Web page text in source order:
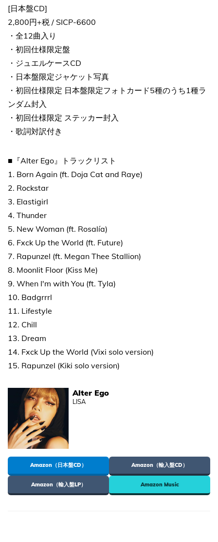
[日本盤CD]
2,800円+税 / SICP-6600
・全12曲入り
・初回仕様限定盤
・ジュエルケースCD
・日本盤限定ジャケット写真
・初回仕様限定 日本盤限定フォトカード5種のうち1種ラ
ンダム封入
・初回仕様限定 ステッカー封入
・歌詞対訳付き
■『Alter Ego』トラックリスト
1. Born Again (ft. Doja Cat and Raye)
2. Rockstar
3. Elastigirl
4. Thunder
5. New Woman (ft. Rosalía)
6. Fxck Up the World (ft. Future)
7. Rapunzel (ft. Megan Thee Stallion)
8. Moonlit Floor (Kiss Me)
9. When I'm with You (ft. Tyla)
10. Badgrrrl
11. Lifestyle
12. Chill
13. Dream
14. Fxck Up the World (Vixi solo version)
15. Rapunzel (Kiki solo version)
Alter Ego
LISA
Amazon（日本盤CD） Amazon（輸入盤CD）
Amazon（輸入盤LP） Amazon Music